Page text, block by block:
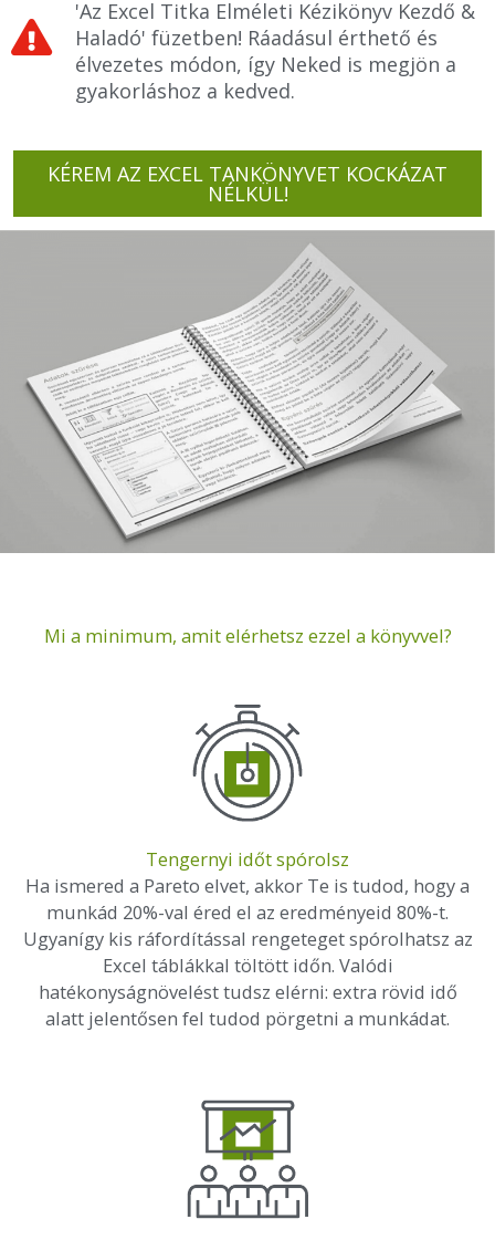
'Az Excel Titka Elméleti Kézikönyv Kezdő &
Haladó' füzetben! Ráadásul érthető és
élvezetes módon, így Neked is megjön a
gyakorláshoz a kedved.
KÉREM AZ EXCEL TANKÖNYVET KOCKÁZAT
NÉLKÜL!
Mi a minimum, amit elérhetsz ezzel a könyvvel?
Tengernyi időt spórolsz
Ha ismered a Pareto elvet, akkor Te is tudod, hogy a
munkád 20%-val éred el az eredményeid 80%-t.
Ugyanígy kis ráfordítással rengeteget spórolhatsz az
Excel táblákkal töltött időn. Valódi
hatékonyságnövelést tudsz elérni: extra rövid idő
alatt jelentősen fel tudod pörgetni a munkádat.